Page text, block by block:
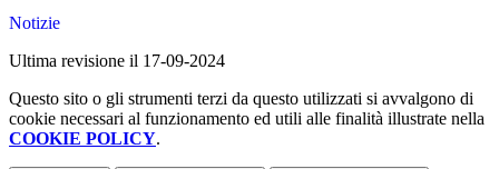
Notizie
Ultima revisione il 17-09-2024
Questo sito o gli strumenti terzi da questo utilizzati si avvalgono di
cookie necessari al funzionamento ed utili alle finalità illustrate nella
COOKIE POLICY.